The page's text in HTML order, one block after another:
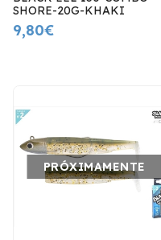
SHORE-20G-KHAKI
9,80€
PRÓXIMAMENTE